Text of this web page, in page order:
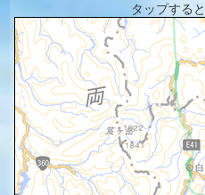
タップする